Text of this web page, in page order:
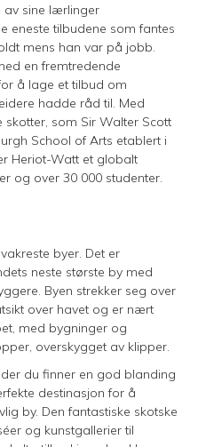
av sine lærlinger
eneste tilbudene som fantes
mens han var på jobb.
en fremtredende
å lage et tilbud om
hadde råd til. Med
skotter, som Sir Walter Scott
School of Arts etablert i
Heriot-Watt et globalt
og over 30 000 studenter.
byer. Det er
neste største by med
Byen strekker seg over
over havet og er nært
med bygninger og
overskygget av klipper.
du finner en god blanding
destinasjon for å
by. Den fantastiske skotske
og kunstgallerier til